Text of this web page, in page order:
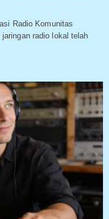
Radio Komunitas
radio lokal telah